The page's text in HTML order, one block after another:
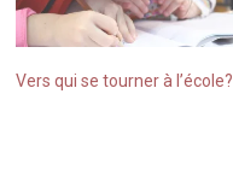
Vers qui se tourner à l’école?